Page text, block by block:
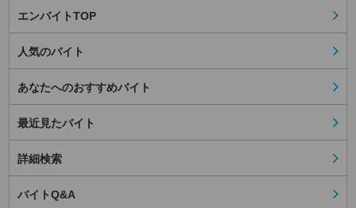
エンバイトTOP
人気のバイト
あなたへのおすすめバイト
最近見たバイト
詳細検索
バイトQ&A